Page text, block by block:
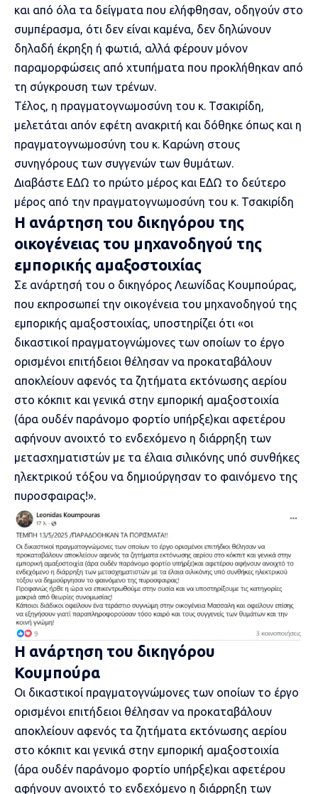
και από όλα τα δείγματα που ελήφθησαν, οδηγούν στο
συμπέρασμα, ότι δεν είναι καμένα, δεν δηλώνουν
δηλαδή έκρηξη ή φωτιά, αλλά φέρουν μόνον
παραμορφώσεις από χτυπήματα που προκλήθηκαν από
τη σύγκρουση των τρένων.
Τέλος, η πραγματογνωμοσύνη του κ. Τσακιρίδη,
μελετάται απόν εφέτη ανακριτή και δόθηκε όπως και η
πραγματογνωμοσύνη του κ. Καρώνη στους
συνηγόρους των συγγενών των θυμάτων.
Διαβάστε ΕΔΩ το πρώτο μέρος και ΕΔΩ το δεύτερο
μέρος από την πραγματογνωμοσύνη του κ. Τσακιρίδη
Η ανάρτηση του δικηγόρου της
οικογένειας του μηχανοδηγού της
εμπορικής αμαξοστοιχίας
Σε ανάρτησή του ο δικηγόρος Λεωνίδας Κουμπούρας,
που εκπροσωπεί την οικογένεια του μηχανοδηγού της
εμπορικής αμαξοστοιχίας, υποστηρίζει ότι «οι
δικαστικοί πραγματογνώμονες των οποίων το έργο
ορισμένοι επιτήδειοι θέλησαν να προκαταβάλουν
αποκλείουν αφενός τα ζητήματα εκτόνωσης αερίου
στο κόκπιτ και γενικά στην εμπορική αμαξοστοιχία
(άρα ουδέν παράνομο φορτίο υπήρξε)και αφετέρου
αφήνουν ανοιχτό το ενδεχόμενο η διάρρηξη των
μετασχηματιστών με τα έλαια σιλικόνης υπό συνθήκες
ηλεκτρικού τόξου να δημιούργησαν το φαινόμενο της
πυροσφαιρας!».
Η ανάρτηση του δικηγόρου
Κουμπούρα
Οι δικαστικοί πραγματογνώμονες των οποίων το έργο
ορισμένοι επιτήδειοι θέλησαν να προκαταβάλουν
αποκλείουν αφενός τα ζητήματα εκτόνωσης αερίου
στο κόκπιτ και γενικά στην εμπορική αμαξοστοιχία
(άρα ουδέν παράνομο φορτίο υπήρξε)και αφετέρου
αφήνουν ανοιχτό το ενδεχόμενο η διάρρηξη των